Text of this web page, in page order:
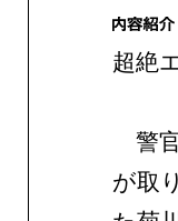
超絶
警
が取